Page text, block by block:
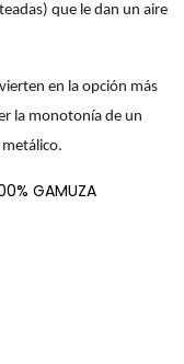
que le dan un aire
en la opción más
la monotonía de un
GAMUZA